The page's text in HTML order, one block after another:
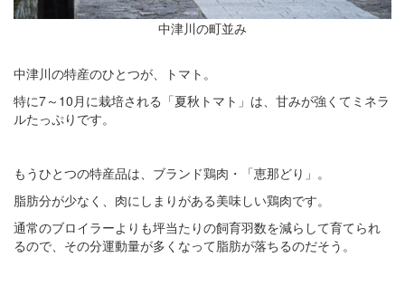
中津川の町並み
中津川の特産のひとつが、トマト。
特に7～10月に栽培される「夏秋トマト」は、甘みが強くてミネラ
ルたっぷりです。
もうひとつの特産品は、ブランド鶏肉・「恵那どり」。
脂肪分が少なく、肉にしまりがある美味しい鶏肉です。
通常のブロイラーよりも坪当たりの飼育羽数を減らして育てられ
るので、その分運動量が多くなって脂肪が落ちるのだそう。